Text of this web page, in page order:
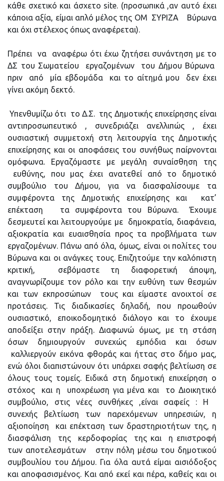
κάθε σχετικό και άσχετο site. (προσωπικά ,αν αυτό έχει
κάποια αξία, είμαι απλό μέλος της ΟΜ ΣΥΡΙΖΑ Βύρωνα
και όχι στέλεχος όπως αναφέρεται).
Πρέπει να αναφέρω ότι έχω ζητήσει συνάντηση με το
ΔΣ του Σωματείου εργαζομένων του Δήμου Βύρωνα
πριν από μία εβδομάδα και το αίτημά μου δεν έχει
γίνει ακόμη δεκτό.
Υπενθυμίζω ότι το Δ.Σ. της Δημοτικής επιχείρησης είναι
αντιπροσωπευτικό , συνεδριάζει ανελλιπώς , έχει
ουσιαστική συμμετοχή στη λειτουργία της Δημοτικής
επιχείρησης και οι αποφάσεις του συνήθως παίρνονται
ομόφωνα. Εργαζόμαστε με μεγάλη συναίσθηση της
ευθύνης, που μας έχει ανατεθεί από το δημοτικό
συμβούλιο του Δήμου, για να διασφαλίσουμε τα
συμφέροντα της Δημοτικής επιχείρησης και κατ’
επέκταση τα συμφέροντα του Βύρωνα. Έχουμε
δεσμευτεί και λειτουργούμε με δημοκρατία, διαφάνεια,
αξιοκρατία και ευαισθησία προς τα προβλήματα των
εργαζομένων. Πάνω από όλα, όμως, είναι οι πολίτες του
Βύρωνα και οι ανάγκες τους. Επιζητούμε την καλόπιστη
κριτική, σεβόμαστε τη διαφορετική άποψη,
αναγνωρίζουμε τον ρόλο και την ευθύνη των θεσμών
και των εκπροσώπων τους και είμαστε ανοιχτοί σε
προτάσεις. Τις διαδικασίες δηλαδή, που προωθούν
ουσιαστικό, εποικοδομητικό διάλογο και το έχουμε
αποδείξει στην πράξη. Διαφωνώ όμως, με τη στάση
όσων δημιουργούν συνεχώς εμπόδια και όσων
καλλιεργούν εικόνα φθοράς και ήττας στο δήμο μας,
ενώ όλοι διαπιστώνουν ότι υπάρχει σαφής βελτίωση σε
όλους τους τομείς. Ειδικά στη δημοτική επιχείρηση ο
στόχος και η υποχρέωση για μένα και το Διοικητικό
συμβούλιο, στις νέες συνθήκες ,είναι σαφείς : Η
συνεχής βελτίωση των παρεχόμενων υπηρεσιών, η
αξιοποίηση και επέκταση των δραστηριοτήτων της, η
διασφάλιση της κερδοφορίας της και η επιστροφή
των αποτελεσμάτων στην πόλη μέσω του δημοτικού
συμβουλίου του Δήμου. Για όλα αυτά είμαι αισιόδοξος
και αποφασισμένος. Και από εκεί και πέρα, καθείς και οι